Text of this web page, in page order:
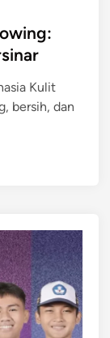
Kulit
bersih, dan